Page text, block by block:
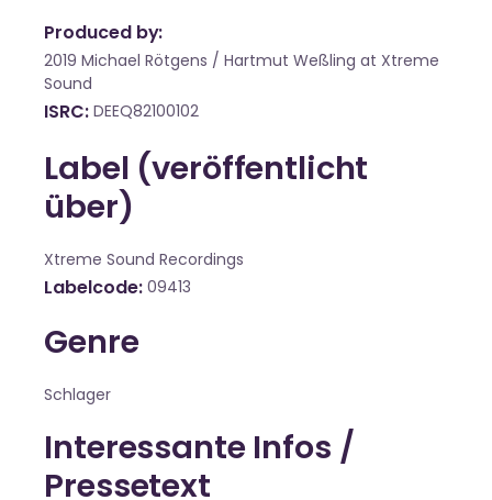
Produced by:
2019 Michael Rötgens / Hartmut Weßling at Xtreme
Sound
ISRC DEEQ82100102
Label (veröffentlicht
über)
Xtreme Sound Recordings
Labelcode 09413
Genre
Schlager
Interessante Infos /
Pressetext